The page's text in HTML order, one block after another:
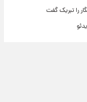
را تبریک گفت